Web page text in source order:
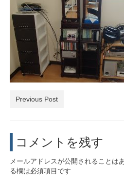
会員一覧
活動実績
お問い合わせ・入会
Previous Post
コメントを残す
メールアドレスが公開されることは
る欄は必須項目です